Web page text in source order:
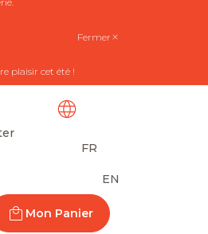
plaisir cet été !
Fermer
FR
EN
Mon Panier